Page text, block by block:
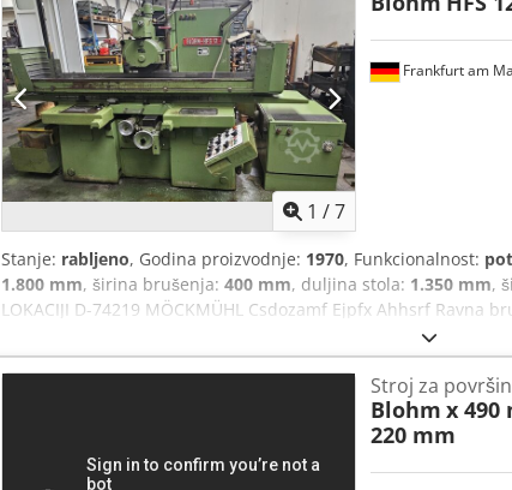
se. CITAT Zadovoljstvo nam je ponuditi vam ex naše zalihe,
tehnički: BLOHM CNC stroj za horizontalno brušenje površina i
840 D godina 2000 Serijski br. 14 617x _____ Mljevenje...
1 /7
Frankfurt am
Stanje: rabljeno, Godina proizvodnje: 1970, Funkcionalnost:
1.800 mm, širina brušenja: 400 mm, duljina stola: 1.350 mm,
LOKACIJI D-74219 MÖCKMÜHL Csdozamf Ejpfx Ahhsrf Ravna
1970. Duljina brušenja: 1800 mm Širina brušenja: 400 mm
Dodatna oprema: Sustav za hlađenje (KSS-ANLAGE) Razni
Stroj za
Blohm x 490
220 mm